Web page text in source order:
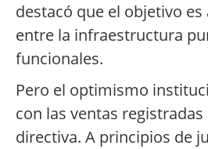
destacó que el objetivo
entre la infraestructura
funcionales.
Pero el optimismo
con las ventas
directiva. A principios de